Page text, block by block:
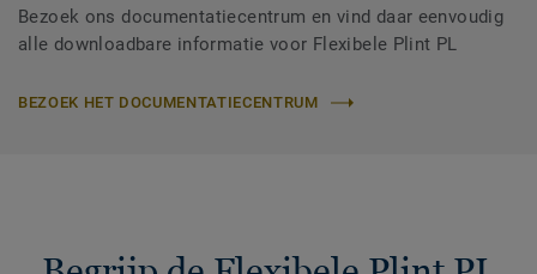
Bezoek ons documentatiecentrum en vind daar eenvoudig
alle downloadbare informatie voor Flexibele Plint PL
BEZOEK HET DOCUMENTATIECENTRUM